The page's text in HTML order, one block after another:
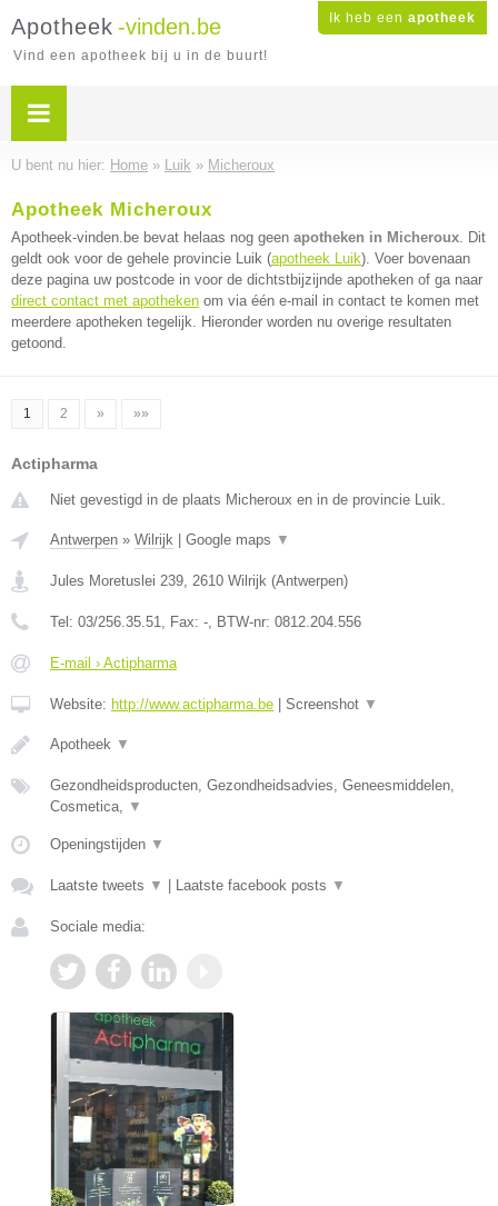
Ik heb een apotheek
Apotheek -vinden.be
Vind een apotheek bij u in de buurt!
U bent nu hier: Home » Luik » Micheroux
Apotheek Micheroux
Apotheek-vinden.be bevat helaas nog geen apotheken in Micheroux. Dit
geldt ook voor de gehele provincie Luik (apotheek Luik). Voer bovenaan
deze pagina uw postcode in voor de dichtstbijzijnde apotheken of ga naar
direct contact met apotheken om via één e-mail in contact te komen met
meerdere apotheken tegelijk. Hieronder worden nu overige resultaten
getoond.
1 2 » »»
Actipharma
Niet gevestigd in de plaats Micheroux en in de provincie Luik.
Antwerpen » Wilrijk Google maps ▼
Jules Moretuslei 239, 2610 Wilrijk (Antwerpen)
Tel: 03/256.35.51, Fax: -, BTW-nr: 0812.204.556
E-mail › Actipharma
Website: http://www.actipharma.be Screenshot ▼
Apotheek ▼
Gezondheidsproducten, Gezondheidsadvies, Geneesmiddelen,
Cosmetica, ▼
Openingstijden ▼
Laatste tweets ▼ Laatste facebook posts ▼
Sociale media: